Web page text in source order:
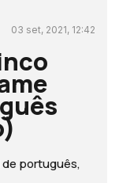
03 set, 2021, 12:42
português,